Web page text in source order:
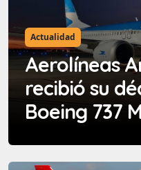
Actualidad
Aerolíneas
recibió su
Boeing 737